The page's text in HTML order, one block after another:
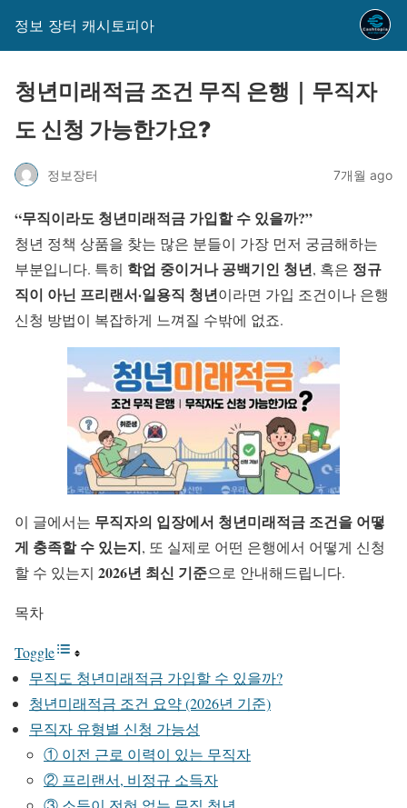
정보 장터 캐시토피아
청년미래적금 조건 무직 은행｜무직자
도 신청 가능한가요?
정보장터 7개월 ago
“무직이라도 청년미래적금 가입할 수 있을까?”
청년 정책 상품을 찾는 많은 분들이 가장 먼저 궁금해하는
부분입니다. 특히 학업 중이거나 공백기인 청년, 혹은 정규
직이 아닌 프리랜서·일용직 청년이라면 가입 조건이나 은행
신청 방법이 복잡하게 느껴질 수밖에 없죠.
이 글에서는 무직자의 입장에서 청년미래적금 조건을 어떻
게 충족할 수 있는지, 또 실제로 어떤 은행에서 어떻게 신청
할 수 있는지 2026년 최신 기준으로 안내해드립니다.
목차
Toggle
무직도 청년미래적금 가입할 수 있을까?
청년미래적금 조건 요약 (2026년 기준)
무직자 유형별 신청 가능성
① 이전 근로 이력이 있는 무직자
② 프리랜서, 비정규 소득자